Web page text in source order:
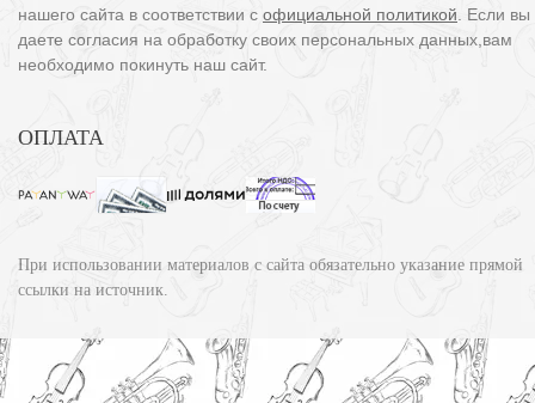
нашего сайта в соответствии с официальной политикой . Если
даете согласия на обработку своих персональных данных,вам
необходимо покинуть наш сайт.
ОПЛАТА
При использовании материалов с сайта обязательно указание прямой
ссылки на источник.